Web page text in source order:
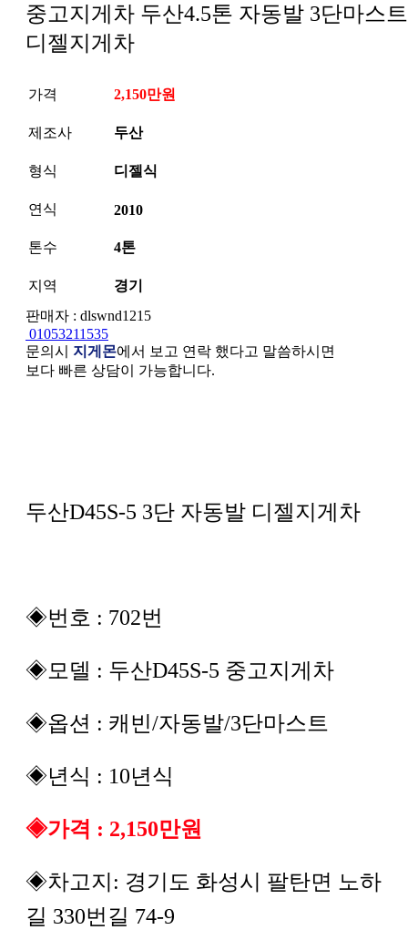
중고지게차 두산4.5톤 자동발 3단마스트
디젤지게차
가격 2,150만원
제조사 두산
형식 디젤식
연식 2010
톤수 4톤
지역
경기
판매자 : dlswnd1215
01053211535
문의시 지게몬에서 보고 연락 했다고 말씀하시면
보다 빠른 상담이 가능합니다.
두산D45S-5 3단 자동발 디젤지게차
◈번호 : 702번
◈모델 : 두산D45S-5 중고지게차
◈옵션 : 캐빈/자동발/3단마스트
◈년식 : 10년식
◈가격 : 2,150만원
◈차고지: 경기도 화성시 팔탄면 노하
길 330번길 74-9